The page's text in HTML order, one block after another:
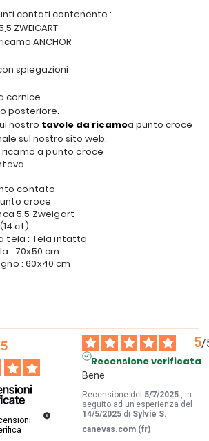
contati contenente :
ZWEIGART
ANCHOR
spiegazioni
cornice.
posteriore.
nostro tavole da ricamoa punto croce
sul nostro sito web.
a punto croce
contato
croce
5.5 Zweigart
ct)
tela : Tela intatta
: 70x50 cm
: 60x40 cm
5 5/
Recensione verificata
Bene
Recensione del 5/7/2025 , in
seguito ad un'esperienza del
14/5/2025 di Sylvie S.
canevas.com (fr)